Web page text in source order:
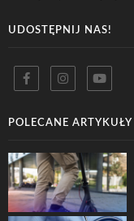
UDOSTĘPNIJ NAS!
POLECANE ARTYKUŁY